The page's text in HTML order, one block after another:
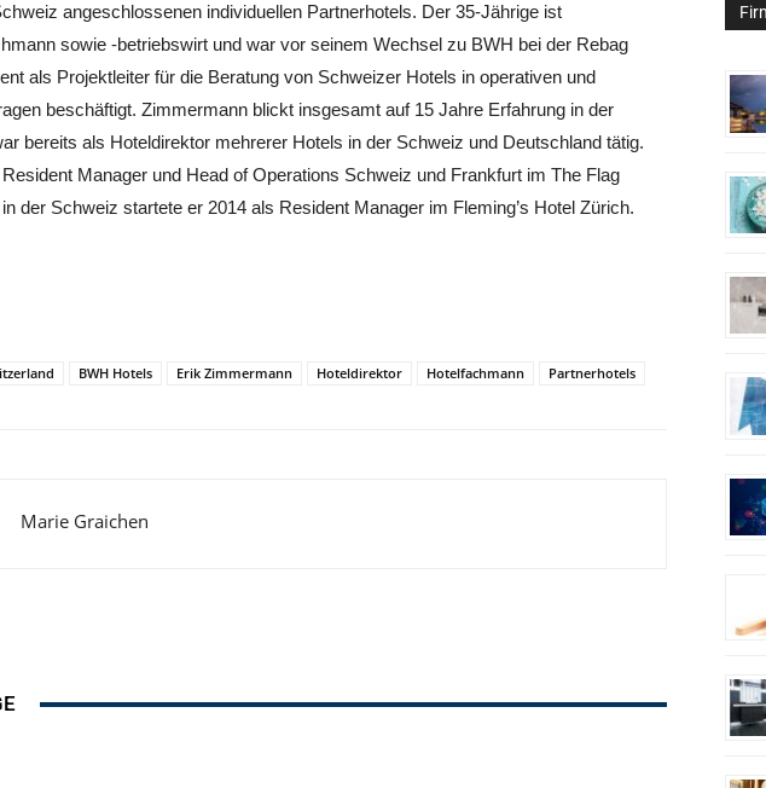
angeschlossenen individuellen Partnerhotels. Der 35-Jährige ist
sowie -betriebswirt und war vor seinem Wechsel zu BWH bei der Rebag
als Projektleiter für die Beratung von Schweizer Hotels in operativen und
beschäftigt. Zimmermann blickt insgesamt auf 15 Jahre Erfahrung in der
bereits als Hoteldirektor mehrerer Hotels in der Schweiz und Deutschland tätig.
Manager und Head of Operations Schweiz und Frankfurt im The Flag
der Schweiz startete er 2014 als Resident Manager im Fleming’s Hotel Zürich.
BWH Hotels Erik Zimmermann Hoteldirektor Hotelfachmann
Partnerhotels
Marie Graichen